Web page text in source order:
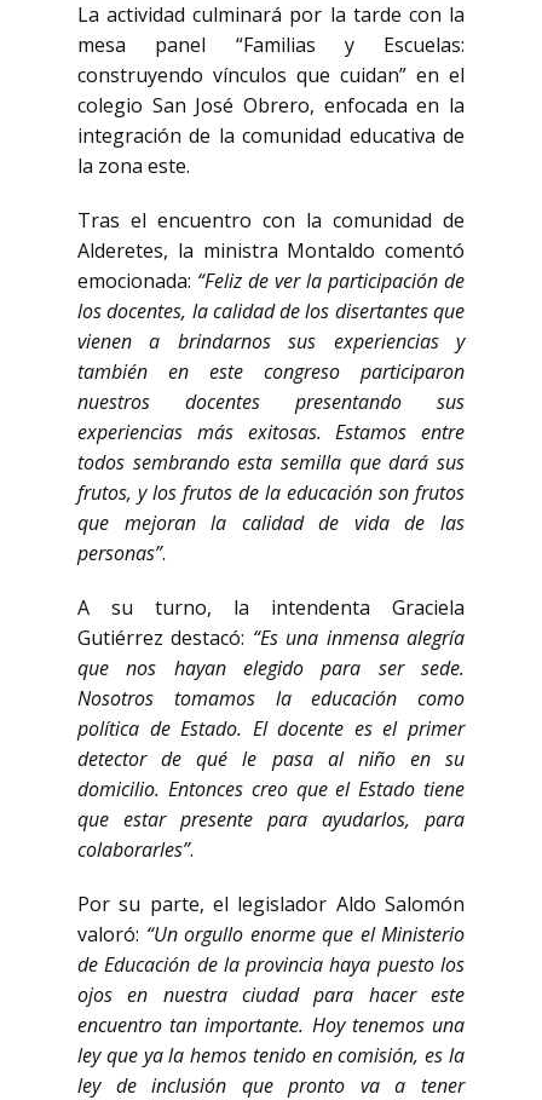
La actividad culminará por la tarde con la
mesa panel “Familias y Escuelas:
construyendo vínculos que cuidan” en el
colegio San José Obrero, enfocada en la
integración de la comunidad educativa de
la zona este.
Tras el encuentro con la comunidad de
Alderetes, la ministra Montaldo comentó
emocionada: “Feliz de ver la participación de
los docentes, la calidad de los disertantes que
vienen a brindarnos sus experiencias y
también en este congreso participaron
nuestros docentes presentando sus
experiencias más exitosas. Estamos entre
todos sembrando esta semilla que dará sus
frutos, y los frutos de la educación son frutos
que mejoran la calidad de vida de las
personas”.
A su turno, la intendenta Graciela
Gutiérrez destacó: “Es una inmensa alegría
que nos hayan elegido para ser sede.
Nosotros tomamos la educación como
política de Estado. El docente es el primer
detector de qué le pasa al niño en su
domicilio. Entonces creo que el Estado tiene
que estar presente para ayudarlos, para
colaborarles”.
Por su parte, el legislador Aldo Salomón
valoró: “Un orgullo enorme que el Ministerio
de Educación de la provincia haya puesto los
ojos en nuestra ciudad para hacer este
encuentro tan importante. Hoy tenemos una
ley que ya la hemos tenido en comisión, es la
ley de inclusión que pronto va a tener